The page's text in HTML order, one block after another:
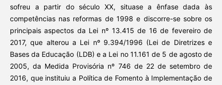
sofreu a partir do século XX, situase a ênfase dada às
competências nas reformas de 1998 e discorre-se sobre os
principais aspectos da Lei nº 13.415 de 16 de fevereiro de
2017, que alterou a Lei nº 9.394/1996 (Lei de Diretrizes e
Bases da Educação (LDB) e a Lei no 11.161 de 5 de agosto de
2005, da Medida Provisória nº 746 de 22 de setembro de
2016, que instituiu a Política de Fomento à Implementação de